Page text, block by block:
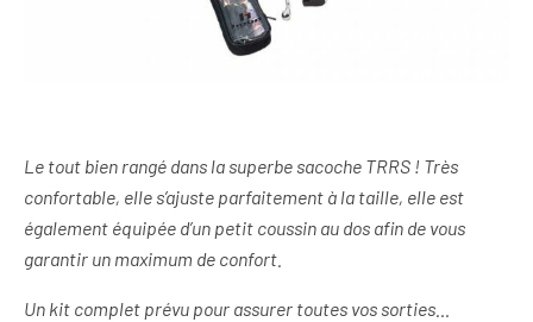
Le tout bien rangé dans la superbe sacoche TRRS ! Très
confortable, elle s’ajuste parfaitement à la taille, elle est
également équipée d’un petit coussin au dos afin de vous
garantir un maximum de confort.
Un kit complet prévu pour assurer toutes vos sorties…